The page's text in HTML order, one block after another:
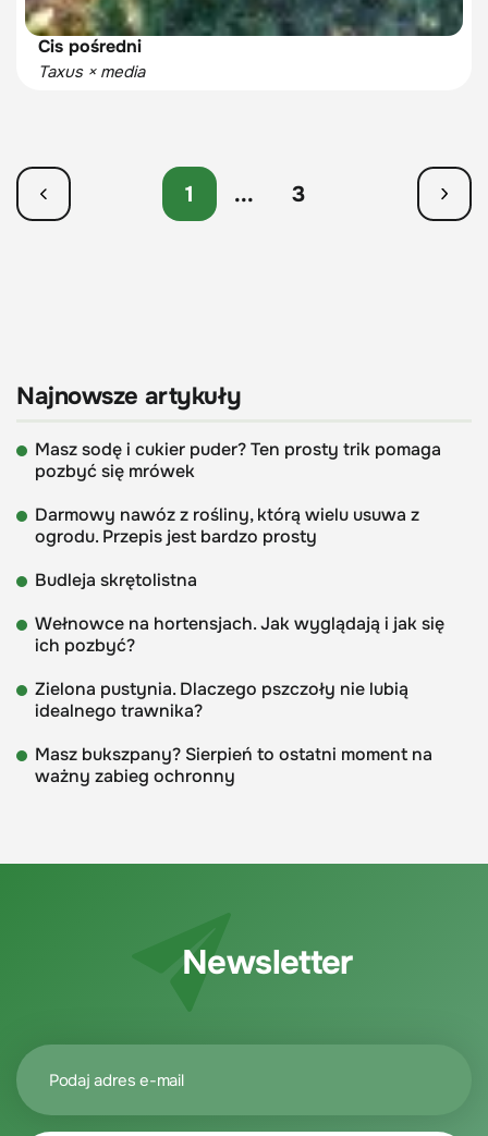
Cis pośredni
Taxus × media
1 ... 3
Najnowsze artykuły
Masz sodę i cukier puder? Ten prosty trik pomaga
pozbyć się mrówek
Darmowy nawóz z rośliny, którą wielu usuwa z
ogrodu. Przepis jest bardzo prosty
Budleja skrętolistna
Wełnowce na hortensjach. Jak wyglądają i jak się
ich pozbyć?
Zielona pustynia. Dlaczego pszczoły nie lubią
idealnego trawnika?
Masz bukszpany? Sierpień to ostatni moment na
ważny zabieg ochronny
Newsletter